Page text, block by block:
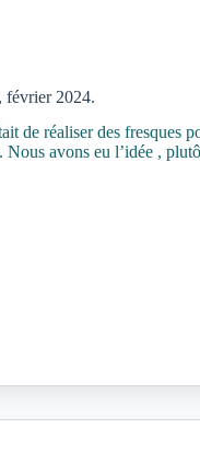
février 2024.
de réaliser des fresques
avons eu l’idée ,